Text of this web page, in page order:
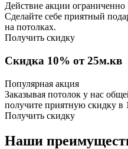
Действие акции ограниченно
Сделайте себе приятный
на потолках.
Получить скидку
Скидка 10% от 25м.кв
Популярная акция
Заказывая потолок у нас
получите приятную скидку в
Получить скидку
Наши